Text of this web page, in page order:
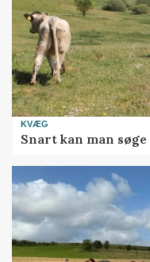
KVÆG
Snart kan man